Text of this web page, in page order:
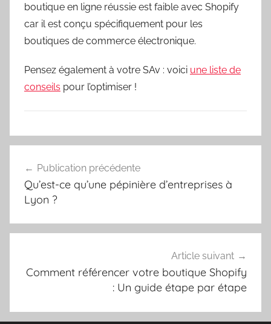
boutique en ligne réussie est faible avec Shopify
car il est conçu spécifiquement pour les
boutiques de commerce électronique.
Pensez également à votre SAv : voici une liste de
conseils pour l’optimiser !
de
l’article
Publication précédente
Qu’est-ce qu’une pépinière d’entreprises à
Lyon ?
Article suivant
Comment référencer votre boutique Shopify
: Un guide étape par étape